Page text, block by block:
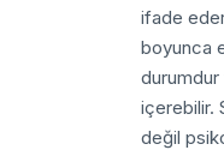
ifade
boyunca
içerebilir.
değil